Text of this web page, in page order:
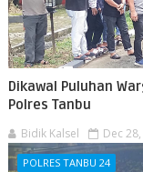
Dikawal Puluhan
Polres Tanbu
Bidik Kalsel Dec
POLRES TANBU 24